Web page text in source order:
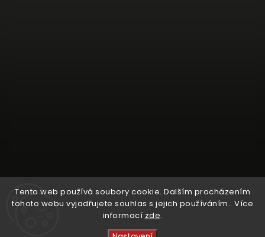
Tento web používá soubory cookie. Dalším procházením
tohoto webu vyjadřujete souhlas s jejich používáním.. Více
informací zde.